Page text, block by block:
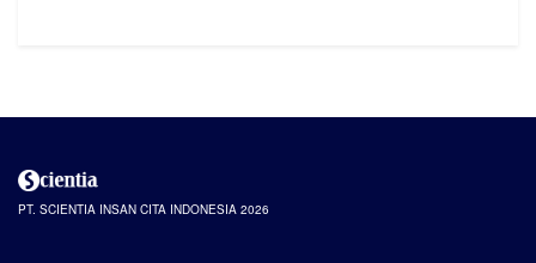
PT. SCIENTIA INSAN CITA INDONESIA 2026